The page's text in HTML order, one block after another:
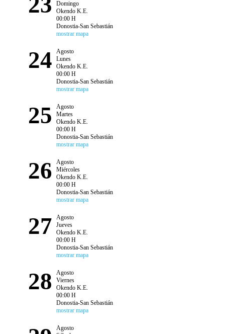
Domingo
Okendo K.E.
00:00 H
Donostia-San Sebastián
mostrar mapa
24
Agosto
Lunes
Okendo K.E.
00:00 H
Donostia-San Sebastián
mostrar mapa
25
Agosto
Martes
Okendo K.E.
00:00 H
Donostia-San Sebastián
mostrar mapa
26
Agosto
Miércoles
Okendo K.E.
00:00 H
Donostia-San Sebastián
mostrar mapa
27
Agosto
Jueves
Okendo K.E.
00:00 H
Donostia-San Sebastián
mostrar mapa
28
Agosto
Viernes
Okendo K.E.
00:00 H
Donostia-San Sebastián
mostrar mapa
Agosto